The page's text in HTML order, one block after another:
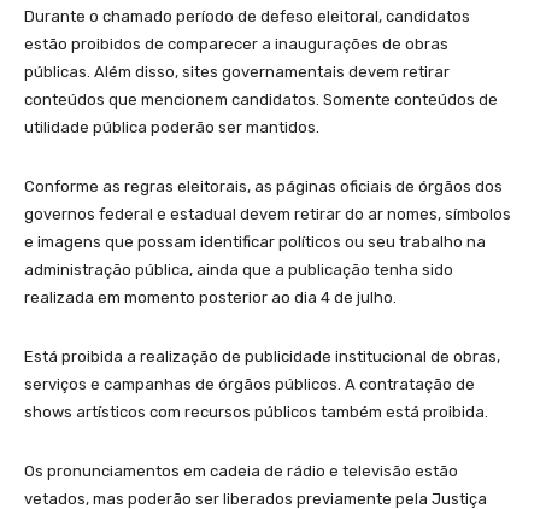
Durante o chamado período de defeso eleitoral, candidatos
estão proibidos de comparecer a inaugurações de obras
públicas. Além disso, sites governamentais devem retirar
conteúdos que mencionem candidatos. Somente conteúdos de
utilidade pública poderão ser mantidos.
Conforme as regras eleitorais, as páginas oficiais de órgãos dos
governos federal e estadual devem retirar do ar nomes, símbolos
e imagens que possam identificar políticos ou seu trabalho na
administração pública, ainda que a publicação tenha sido
realizada em momento posterior ao dia 4 de julho.
Está proibida a realização de publicidade institucional de obras,
serviços e campanhas de órgãos públicos. A contratação de
shows artísticos com recursos públicos também está proibida.
Os pronunciamentos em cadeia de rádio e televisão estão
vetados, mas poderão ser liberados previamente pela Justiça